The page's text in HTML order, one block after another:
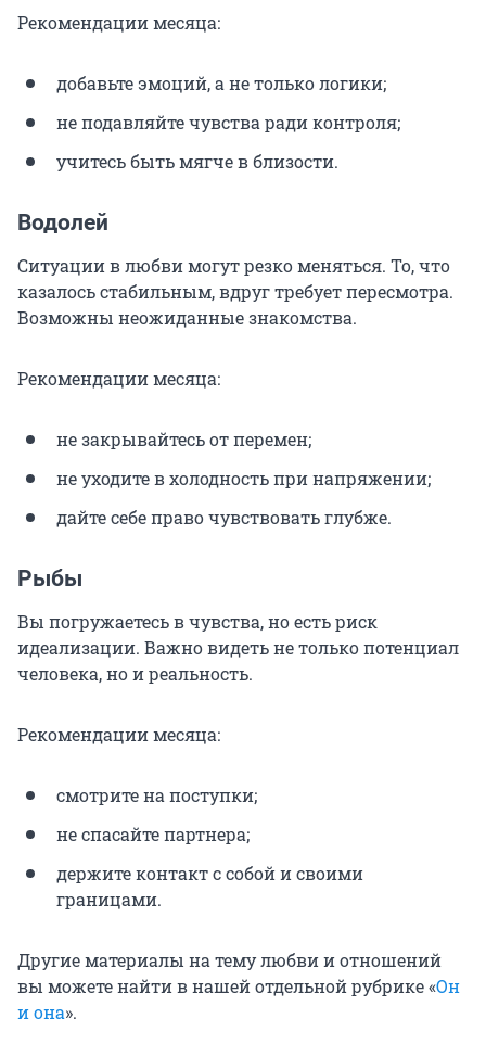
Рекомендации месяца:
добавьте эмоций, а не только логики;
не подавляйте чувства ради контроля;
учитесь быть мягче в близости.
Водолей
Ситуации в любви могут резко меняться. То, что
казалось стабильным, вдруг требует пересмотра.
Возможны неожиданные знакомства.
Рекомендации месяца:
не закрывайтесь от перемен;
не уходите в холодность при напряжении;
дайте себе право чувствовать глубже.
Рыбы
Вы погружаетесь в чувства, но есть риск
идеализации. Важно видеть не только потенциал
человека, но и реальность.
Рекомендации месяца:
смотрите на поступки;
не спасайте партнера;
держите контакт с собой и своими
границами.
Другие материалы на тему любви и отношений
вы можете найти в нашей отдельной рубрике «Он
и она».